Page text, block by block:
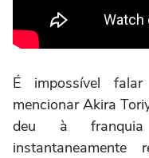
É impossível
mencionar Akira
deu à franquia
instantaneamente